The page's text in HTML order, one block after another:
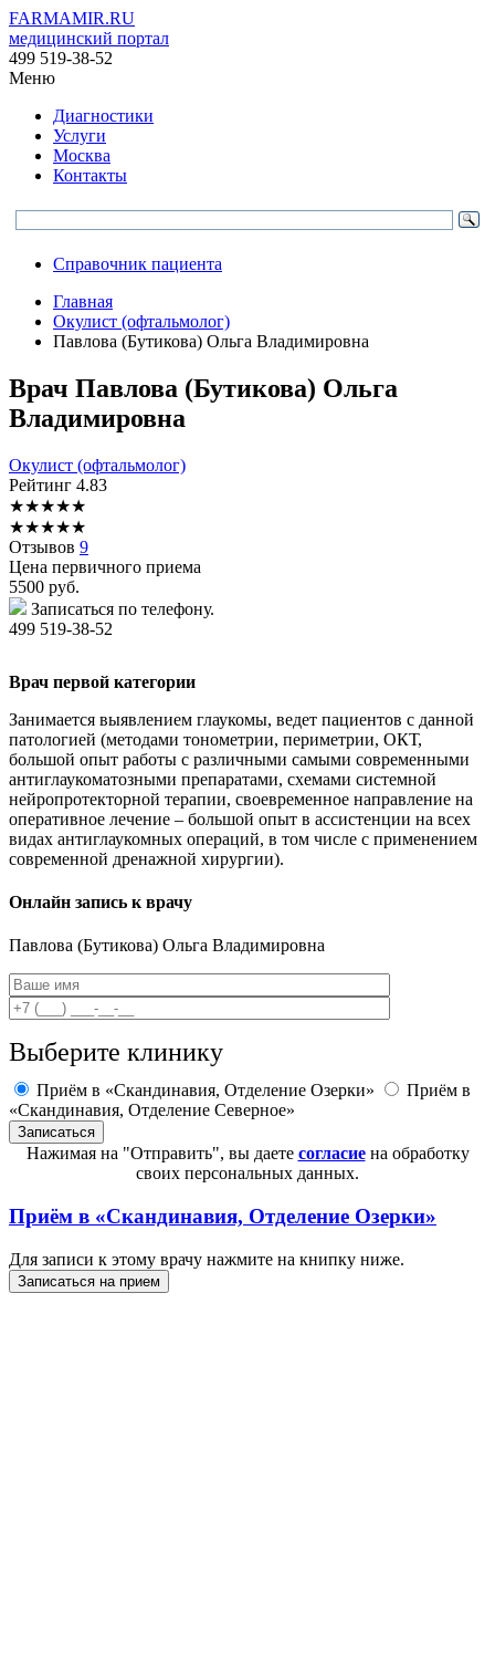
FARMAMIR.RU
медицинский портал
499 519-38-52
Меню
Диагностики
Услуги
Москва
Контакты
Справочник пациента
Главная
Окулист (офтальмолог)
Павлова (Бутикова) Ольга Владимировна
Врач Павлова (Бутикова) Ольга
Владимировна
Окулист (офтальмолог)
Рейтинг 4.83
★★★★★
★★★★★
Отзывов 9
Цена первичного приема
5500 руб.
Записаться по телефону.
499 519-38-52
Врач первой категории
Занимается выявлением глаукомы, ведет пациентов с данной
патологией (методами тонометрии, периметрии, ОКТ,
большой опыт работы с различными самыми современными
антиглаукоматозными препаратами, схемами системной
нейропротекторной терапии, своевременное направление на
оперативное лечение – большой опыт в ассистенции на всех
видах антиглаукомных операций, в том числе с применением
современной дренажной хирургии).
Онлайн запись к врачу
Павлова (Бутикова) Ольга Владимировна
Выберите клинику
Приём в «Скандинавия, Отделение Озерки»
Приём в
«Скандинавия, Отделение Северное»
Нажимая на "Отправить", вы даете согласиена обработку
своих персональных данных.
Приём в «Скандинавия, Отделение Озерки»
Для записи к этому врачу нажмите на книпку ниже.
Записаться на прием